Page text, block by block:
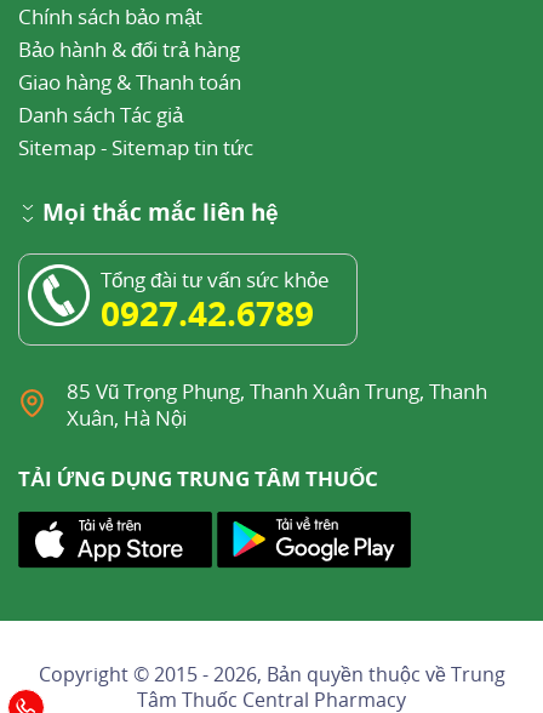
Chính sách bảo mật
Bảo hành & đổi trả hàng
Giao hàng & Thanh toán
Danh sách Tác giả
Sitemap- Sitemap tin tức
Mọi thắc mắc liên hệ
Tổng đài tư vấn sức khỏe
0927.42.6789
85 Vũ Trọng Phụng, Thanh Xuân Trung, Thanh
Xuân, Hà Nội
TẢI ỨNG DỤNG TRUNG TÂM THUỐC
Copyright © 2015 - 2026, Bản quyền thuộc vềTrung
Tâm Thuốc Central Pharmacy